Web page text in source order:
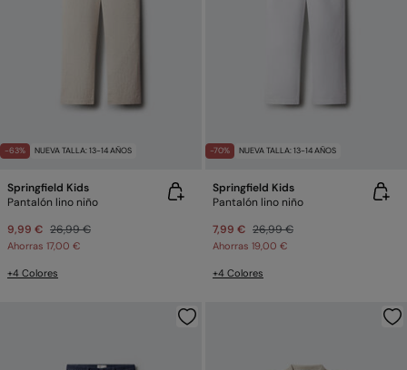
-63% NUEVA TALLA: 13-14 AÑOS
Springfield Kids
Pantalón lino niño
9,99 € 26,99 €
Ahorras 17,00 €
+4 Colores
-70% NUEVA TALLA: 13-14 AÑOS
Springfield Kids
Pantalón lino niño
7,99 € 26,99 €
Ahorras 19,00 €
+4 Colores